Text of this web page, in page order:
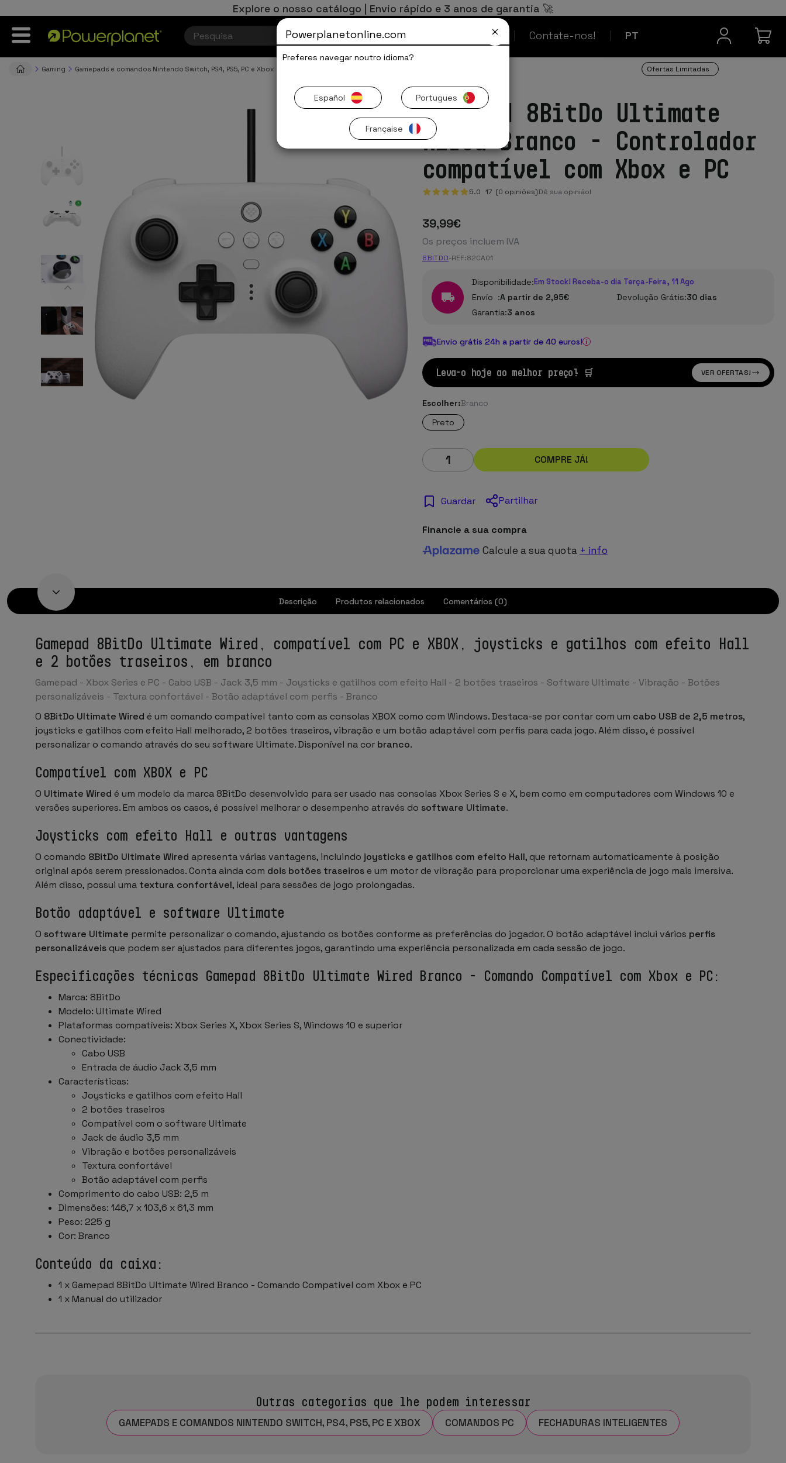
Explore o nosso catálogo | Envio rápido e 3 anos de garantia 🚀
PT
Ofertas Limitadas Contate-nos!
Contacto
Gaming Gamepads e comandos Nintendo Switch, PS4, PS5, PC e Xbox Ofertas Limitadas
Gamepad 8BitDo Ultimate
Wired Branco - Controlador
compatível com Xbox e PC
5.0 17 (0 opiniões)Dê sua opinião!
39,99€
Os preços incluem IVA
8BITDO-REF:82CA01
Disponibilidade:Em Stock! Receba-o dia Terça-Feira, 11 Ago
Envío :A partir de 2,95€ Devolução Grátis:30 dias
Garantia:3 anos
Envio grátis 24h a partir de 40 euros!
Leva-o hoje ao melhor preço! 🛒 VER OFERTAS!
Escolher:Branco
Preto
COMPRE JÁ!
Guardar Partilhar
Financie a sua compra
Calcule a sua quota + info
Descrição Produtos relacionados Comentários (0)
Gamepad 8BitDo Ultimate Wired, compatível com PC e XBOX, joysticks e gatilhos com efeito Hall
e 2 botões traseiros, em branco
Gamepad - Xbox Series e PC - Cabo USB - Jack 3,5 mm - Joysticks e gatilhos com efeito Hall - 2 botões traseiros - Software Ultimate - Vibração - Botões
personalizáveis - Textura confortável - Botão adaptável com perfis - Branco
O 8BitDo Ultimate Wired é um comando compatível tanto com as consolas XBOX como com Windows. Destaca-se por contar com um cabo USB de 2,5 metros,
joysticks e gatilhos com efeito Hall melhorado, 2 botões traseiros, vibração e um botão adaptável com perfis para cada jogo. Além disso, é possível
personalizar o comando através do seu software Ultimate. Disponível na cor branco.
Compatível com XBOX e PC
O Ultimate Wired é um modelo da marca 8BitDo desenvolvido para ser usado nas consolas Xbox Series S e X, bem como em computadores com Windows 10 e
versões superiores. Em ambos os casos, é possível melhorar o desempenho através do software Ultimate.
Joysticks com efeito Hall e outras vantagens
O comando 8BitDo Ultimate Wired apresenta várias vantagens, incluindo joysticks e gatilhos com efeito Hall, que retornam automaticamente à posição
original após serem pressionados. Conta ainda com dois botões traseiros e um motor de vibração para proporcionar uma experiência de jogo mais imersiva.
Além disso, possui uma textura confortável, ideal para sessões de jogo prolongadas.
Botão adaptável e software Ultimate
O software Ultimate permite personalizar o comando, ajustando os botões conforme as preferências do jogador. O botão adaptável inclui vários perfis
personalizáveis que podem ser ajustados para diferentes jogos, garantindo uma experiência personalizada em cada sessão de jogo.
Especificações técnicas Gamepad 8BitDo Ultimate Wired Branco - Comando Compatível com Xbox e PC:
Marca: 8BitDo
Modelo: Ultimate Wired
Plataformas compatíveis: Xbox Series X, Xbox Series S, Windows 10 e superior
Conectividade:
Cabo USB
Entrada de áudio Jack 3,5 mm
Características:
Joysticks e gatilhos com efeito Hall
2 botões traseiros
Compatível com o software Ultimate
Jack de áudio 3,5 mm
Vibração e botões personalizáveis
Textura confortável
Botão adaptável com perfis
Comprimento do cabo USB: 2,5 m
Dimensões: 146,7 x 103,6 x 61,3 mm
Peso: 225 g
Cor: Branco
Conteúdo da caixa:
1 x Gamepad 8BitDo Ultimate Wired Branco - Comando Compatível com Xbox e PC
1 x Manual do utilizador
Outras categorias que lhe podem interessar
GAMEPADS E COMANDOS NINTENDO SWITCH, PS4, PS5, PC E XBOX COMANDOS PC FECHADURAS INTELIGENTES
Powerplanetonline.com
Preferes navegar noutro idioma?
Español Portugues
Française